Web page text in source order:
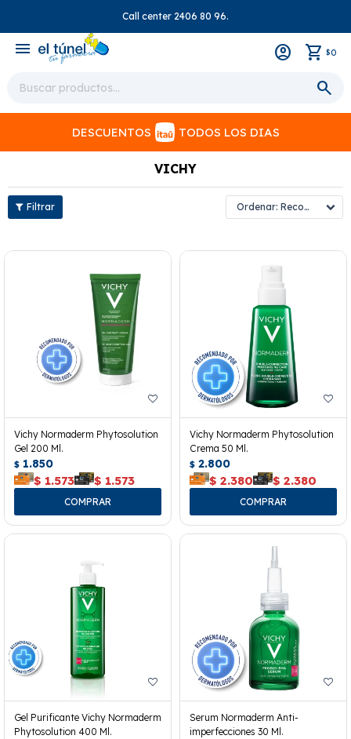
Call center 2406 80 96.
menu $0
DESCUENTOS TODOS LOS DIAS
VICHY
Recomendados
Vichy Normaderm Phytosolution
Gel 200 Ml.
$ 1.850
$ 1.573 $ 1.573
Vichy Normaderm Phytosolution
Crema 50 Ml.
$ 2.800
$ 2.380 $ 2.380
Gel Purificante Vichy Normaderm
Phytosolution 400 Ml.
Serum Normaderm Anti-
imperfecciones 30 Ml.
close